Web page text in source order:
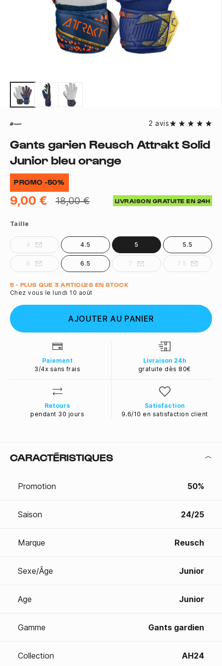
2 avis
Gants garien Reusch Attrakt Solid
Junior bleu orange
PROMO -50%
9,00 € 18,00 € LIVRAISON GRATUITE EN 24H
Taille
4 4.5 5 5.5
6 6.5 7 7.5
Quantité
5 - PLUS QUE 3 ARTICLES EN STOCK
Chez vous le lundi 10 août
AJOUTER AU PANIER
Paiement
3/4x sans frais
Livraison 24h
gratuite dès 80€
Retours
pendant 30 jours
Satisfaction
9.6/10 en satisfaction client
CARACTÉRISTIQUES
Promotion 50%
Saison 24/25
Marque Reusch
Sexe/Âge Junior
Age Junior
Gamme Gants gardien
Collection AH24